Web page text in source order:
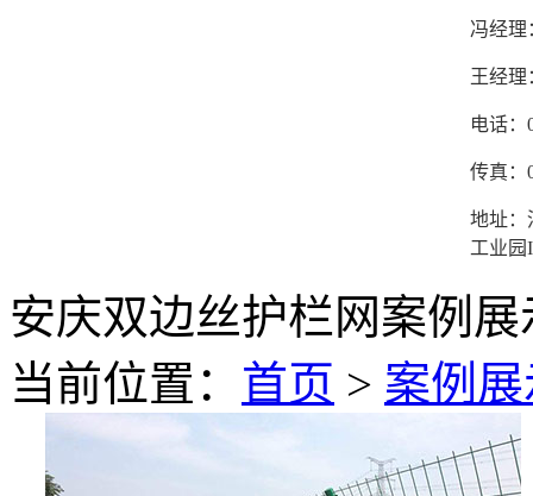
冯经理
王经理
电话：
传真：
地址：
工业园
安庆双边丝护栏网案例展
当前位置： 首页 > 案例